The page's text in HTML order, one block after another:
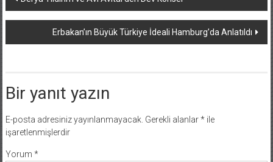
dolaşımı
Erbakan’ın Büyük Türkiye İdeali Hamburg’da Anlatıldı
Bir yanıt yazın
E-posta adresiniz yayınlanmayacak. Gerekli alanlar*ile
işaretlenmişlerdir
Yorum *